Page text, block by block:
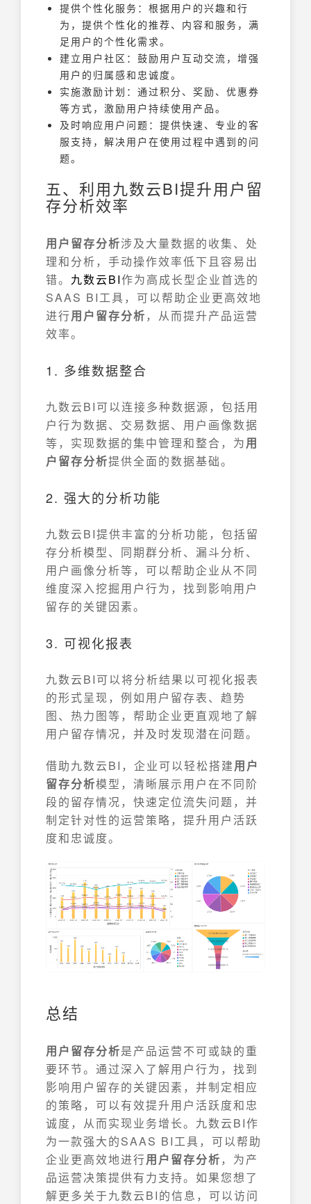
提供个性化服务：根据用户的兴趣和行
为，提供个性化的推荐、内容和服务，满
足用户的个性化需求。
建立用户社区：鼓励用户互动交流，增强
用户的归属感和忠诚度。
实施激励计划：通过积分、奖励、优惠券
等方式，激励用户持续使用产品。
及时响应用户问题：提供快速、专业的客
服支持，解决用户在使用过程中遇到的问
题。
五、利用九数云BI提升用户留
存分析效率
用户留存分析涉及大量数据的收集、处
理和分析，手动操作效率低下且容易出
错。 九数云BI作为高成长型企业首选的
SAAS BI工具，可以帮助企业更高效地
进行用户留存分析 ，从而提升产品运营
效率。
1. 多维数据整合
九数云BI可以连接多种数据源，包括用
户行为数据、交易数据、用户画像数据
等，实现数据的集中管理和整合，为用
户留存分析提供全面的数据基础。
2. 强大的分析功能
九数云BI提供丰富的分析功能，包括留
存分析模型、同期群分析、漏斗分析、
用户画像分析等，可以帮助企业从不同
维度深入挖掘用户行为，找到影响用户
留存的关键因素。
3. 可视化报表
九数云BI可以将分析结果以可视化报表
的形式呈现，例如用户留存表、趋势
图、热力图等，帮助企业更直观地了解
用户留存情况，并及时发现潜在问题。
借助九数云BI，企业可以轻松搭建用户
留存分析模型，清晰展示用户在不同阶
段的留存情况，快速定位流失问题，并
制定针对性的运营策略，提升用户活跃
度和忠诚度。
总结
用户留存分析是产品运营不可或缺的重
要环节。通过深入了解用户行为，找到
影响用户留存的关键因素，并制定相应
的策略，可以有效提升用户活跃度和忠
诚度，从而实现业务增长。九数云BI作
为一款强大的SAAS BI工具，可以帮助
企业更高效地进行用户留存分析 ，为产
品运营决策提供有力支持。如果您想了
解更多关于九数云BI的信息，可以访问